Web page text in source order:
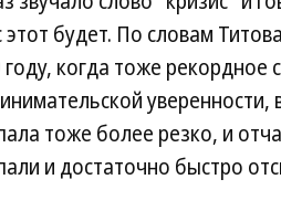
этот будет. По словам
году, когда тоже
тоже более резко, и
и достаточно быстро